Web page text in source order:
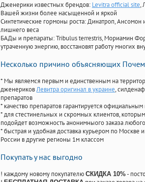
Дженерики известных брендов: Levitra official site,
Вашей жизни более насыщенной и яркой
Синтетические гормоны роста: Динатроп, Ансомон
лишнего веса
БАДы и препараты:Tribulus terrestris, Мориамин
утраченную энергию, восстановят работу многих
Несколько причино объясняющих
* Мы являемся первым и единственным на
дженериковЛевитра оригинал в украине,
препаратов
* качество препаратов гарантируется
* для стестинельных и скромных клиентов,
подойдет возможность анонимныого заказа
* быстрая и удобная доставка курьером по Москве
России в другие регионы 1м классом
Покупать у нас выгодно
! каждому новому покупателю СКИДКА 10%-